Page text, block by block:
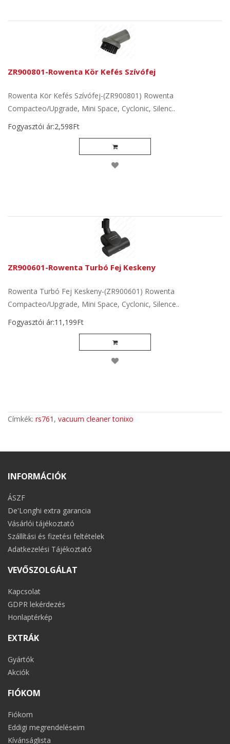
ZR900801-Rowenta Kör Kefés Szívófej
Rowenta Kör Kefés Szívófej-(ZR900801) Rowenta
Compacteo/Upgrade, Mini Space, Cyclonic, Silenc..
Fogyasztói ár:2,598Ft
ZR900601-Rowenta Turbó Fej Keskeny
Rowenta Turbó Fej Keskeny-(ZR900601) Rowenta
Compacteo/Upgrade, Mini Space, Cyclonic, Silence..
Fogyasztói ár:11,199Ft
Címkék: rs761 , vacuum cleaner tonixo
INFORMÁCIÓK
ÁSZF
De'Longhi extra garancia
Vásárlói tájékoztató
Szállítási és fizetési feltételek
Adatkezelési Tájékoztató
VEVŐSZOLGÁLAT
Kapcsolat
GDPR lekérdezés
Honlaptérkép
EXTRÁK
Gyártók
Akciók
FIÓKOM
Fiókom
Eddigi megrendeléseim
Kívánságlista